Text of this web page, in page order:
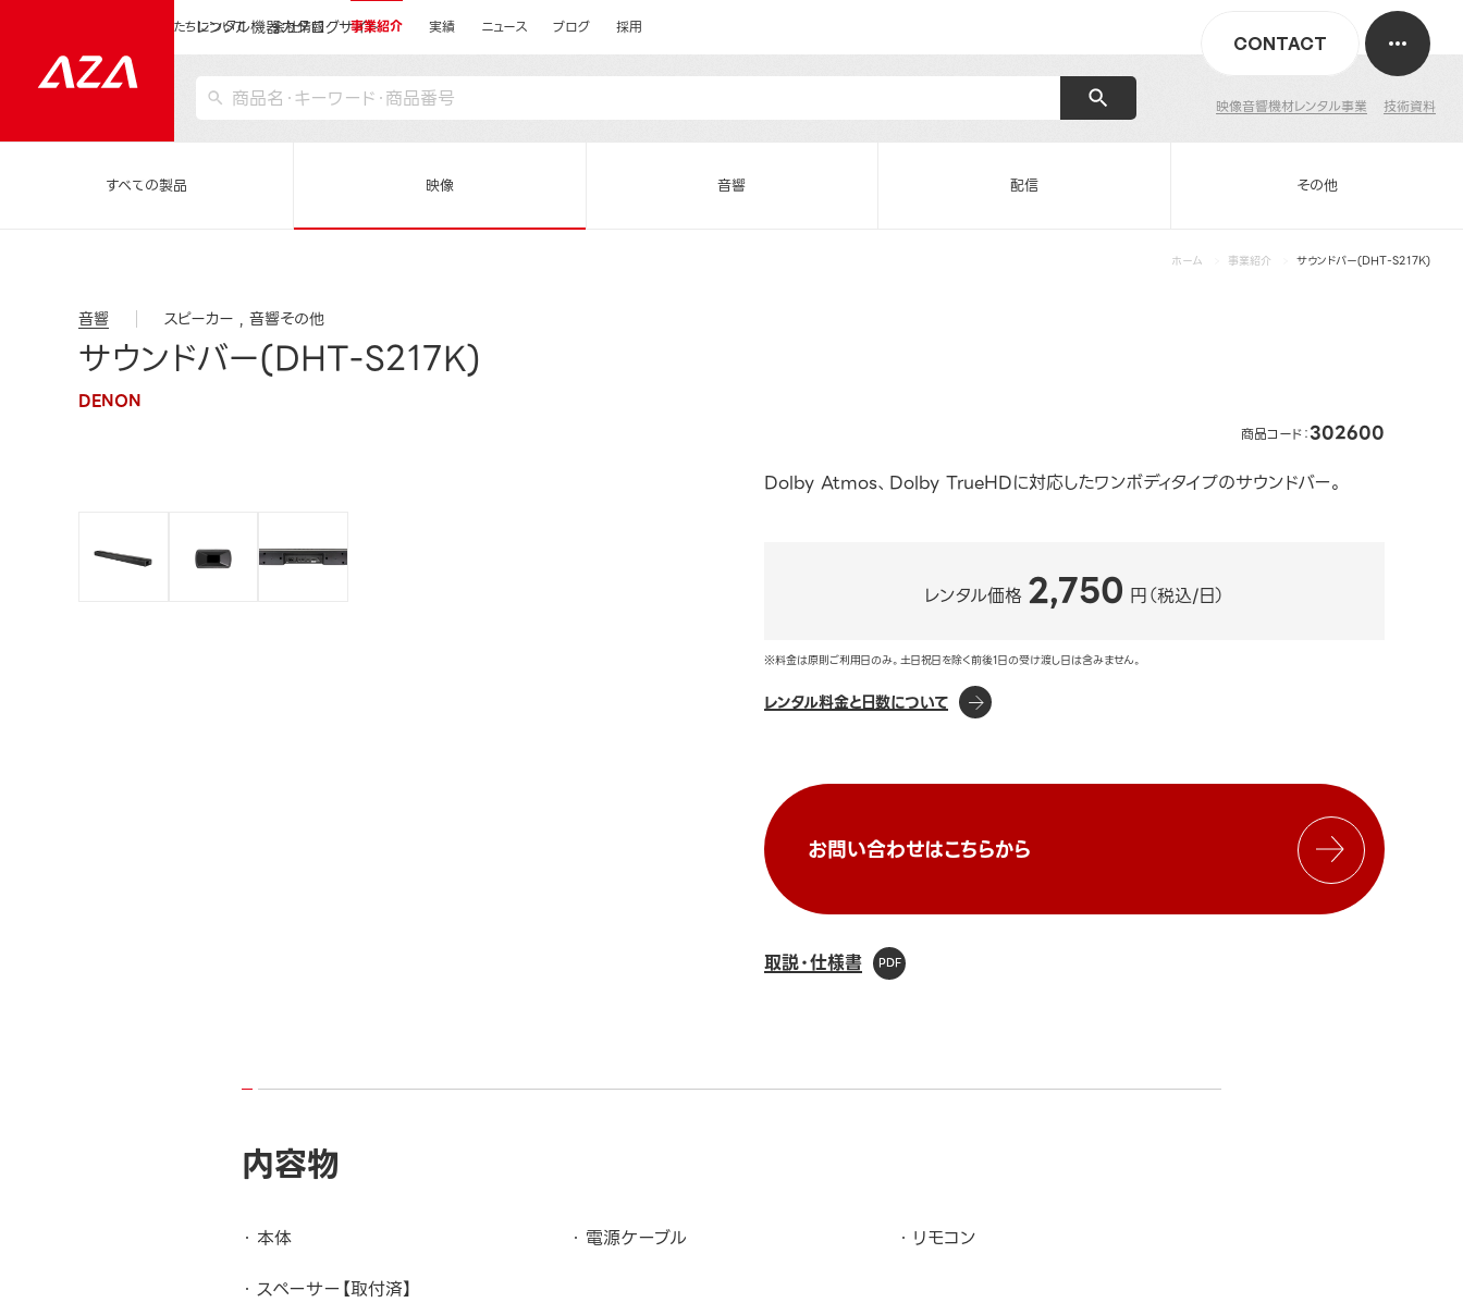
レンタル機器カタログサイト
映像音響機材レンタル事業 技術資料
CONTACT
私たちについて 会社情報 事業紹介 実績 ニュース ブログ 採用
すべての製品 映像 音響 配信 その他
ホーム 事業紹介 サウンドバー(DHT-S217K)
音響 スピーカー 音響その他
サウンドバー(DHT-S217K)
DENON
商品コード：302600
Dolby Atmos、Dolby TrueHDに対応したワンボディタイプのサウンドバー。
レンタル価格 2,750 円（税込/日）
※料金は原則ご利用日のみ。土日祝日を除く前後1日の受け渡し日は含みません。
レンタル料金と日数について
お問い合わせはこちらから
取説・仕様書
内容物
本体 電源ケーブル
リモコン
スペーサー【取付済】